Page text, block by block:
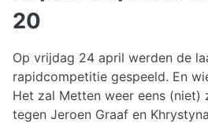
20
Op vrijdag 24 april werden de
rapidcompetitie gespeeld. En
Het zal Metten weer eens (niet)
tegen Jeroen Graaf en